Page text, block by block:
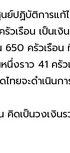
ย์ปฏิบัติการแ
วเรือน เป็น
ครัวเรือ
ราว 41 ครัว
ยจะดำเนินกา
คิดเป็นวงเงิ